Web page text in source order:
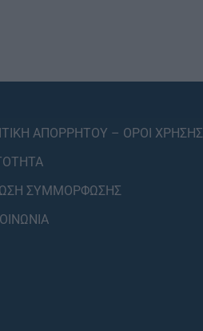
ΑΠΟΡΡΗΤΟΥ – ΟΡΟΙ ΧΡΗΣΗΣ
ΣΥΜΜΟΡΦΩΣΗΣ